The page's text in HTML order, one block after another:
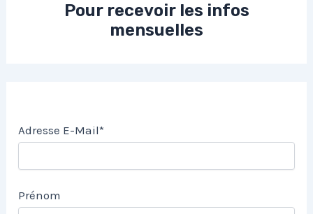
Pour recevoir les infos
mensuelles
Adresse E-Mail*
Prénom